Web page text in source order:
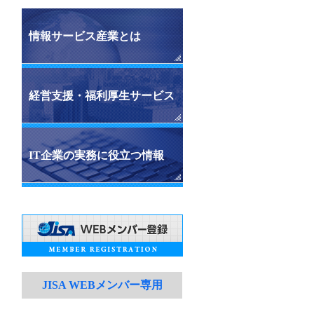
情報サービス産業とは
経営支援・福利厚生サービス
IT企業の実務に役立つ情報
JISA WEBメンバー専用